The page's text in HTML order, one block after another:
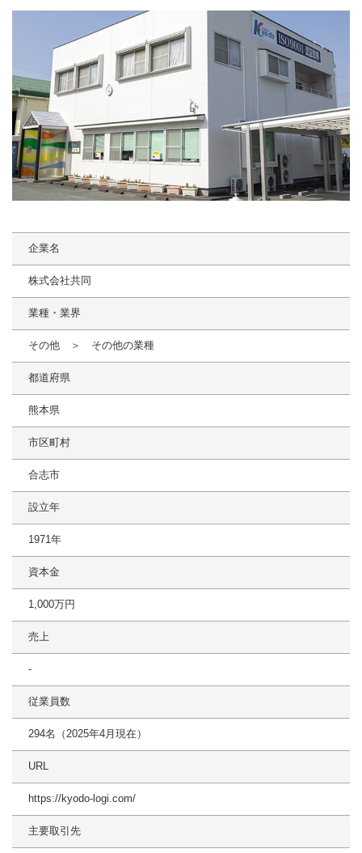
企業名
株式会社共同
業種・業界
その他 ＞ その他の業種
都道府県
熊本県
市区町村
合志市
設立年
1971年
資本金
1,000万円
売上
-
従業員数
294名（2025年4月現在）
URL
https://kyodo-logi.com/
主要取引先